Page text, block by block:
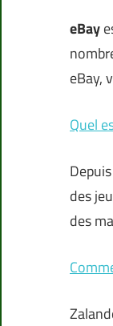
eBay
eBay,
Quel
des
des